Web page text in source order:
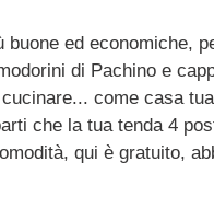
ed economiche,
di Pachino e
come casa
che la tua tenda 4
qui è gratuito,